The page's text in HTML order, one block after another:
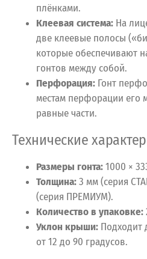
плёнками.
Клеевая система: На
две клеевые полосы
которые обеспечивают
гонтов между собой.
Перфорация: Гонт
местам перфорации его
равные части.
Технические
Размеры гонта:1000 ×
Толщина:3 мм (серия
(серия ПРЕМИУМ).
Количество в упаковке:
Уклон крыши: Подходит
от 12 до 90 градусов.